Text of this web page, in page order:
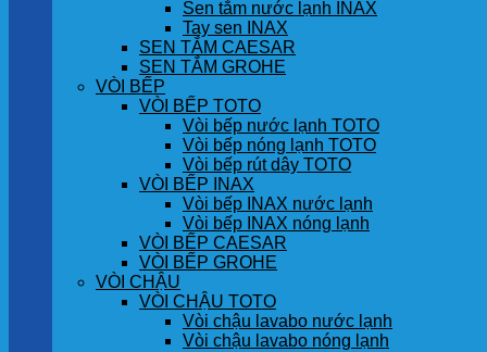
Sen tắm nước lạnh INAX
Tay sen INAX
SEN TẮM CAESAR
SEN TẮM GROHE
VÒI BẾP
VÒI BẾP TOTO
Vòi bếp nước lạnh TOTO
Vòi bếp nóng lạnh TOTO
Vòi bếp rút dây TOTO
VÒI BẾP INAX
Vòi bếp INAX nước lạnh
Vòi bếp INAX nóng lạnh
VÒI BẾP CAESAR
VÒI BẾP GROHE
VÒI CHẬU
VÒI CHẬU TOTO
Vòi chậu lavabo nước lạnh
Vòi chậu lavabo nóng lạnh